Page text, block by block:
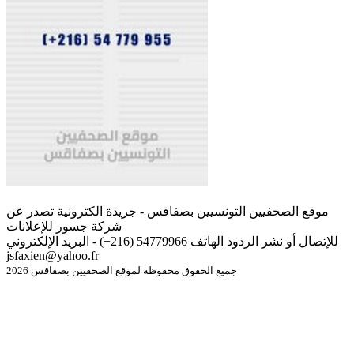
موقع الصحفيين التونسيين بصفاقس - جريدة الكترونية تصدر عن
شركة جسور للإعلانات
للإتصال أو نشر الردود الهاتف 54779966 (216+) - البريد الإلكتروني
jsfaxien@yahoo.fr
جميع الحقوق محفوظة لموقع الصحفيين بصفاقس 2026